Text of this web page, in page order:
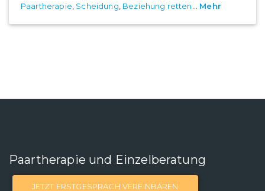
Paartherapie Scheidung Beziehung retten Mehr
Paartherapie und Einzelberatung
JETZT ERSTGESPRÄCH VEREINBAREN